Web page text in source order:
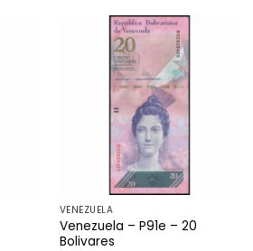
VENEZUELA
Venezuela – P91e – 20
Bolivares